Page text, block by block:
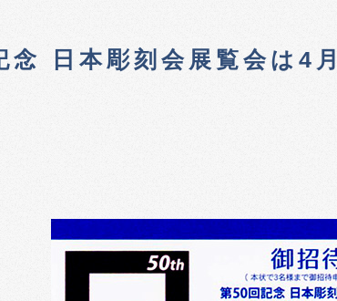
念 日本彫刻会展覧会は4